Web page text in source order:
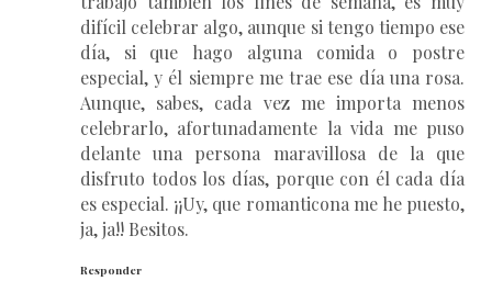
difícil celebrar algo, aunque si tengo tiempo ese
día, si que hago alguna comida o postre
especial, y él siempre me trae ese día una rosa.
Aunque, sabes, cada vez me importa menos
celebrarlo, afortunadamente la vida me puso
delante una persona maravillosa de la que
disfruto todos los días, porque con él cada día
es especial. ¡¡Uy, que romanticona me he puesto,
ja, ja!! Besitos.
Responder